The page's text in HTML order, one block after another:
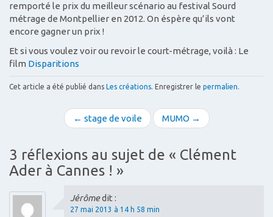
remporté le prix du meilleur scénario au festival Sourd
métrage de Montpellier en 2012. On éspère qu’ils vont
encore gagner un prix !
Et si vous voulez voir ou revoir le court-métrage, voilà : Le
film Disparitions
Cet article a été publié dans Les créations. Enregistrer le permalien.
v
i
g
a
← stage de voile MUMO →
3 réflexions au sujet de « Clément
Ader à Cannes ! »
Jérômedit :
27 mai 2013 à 14 h 58 min